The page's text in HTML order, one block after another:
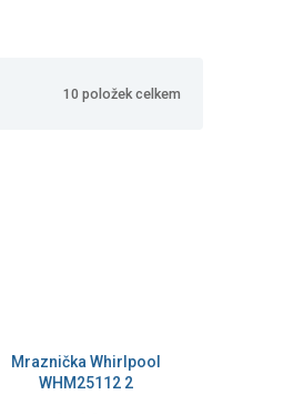
10 položek celkem
Mraznička Whirlpool
WHM25112 2